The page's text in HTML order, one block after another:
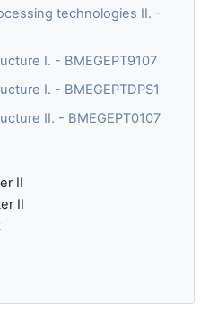
technologies II. -
I. - BMEGEPT9107
I. - BMEGEPTDPS1
II. - BMEGEPT0107
II
II